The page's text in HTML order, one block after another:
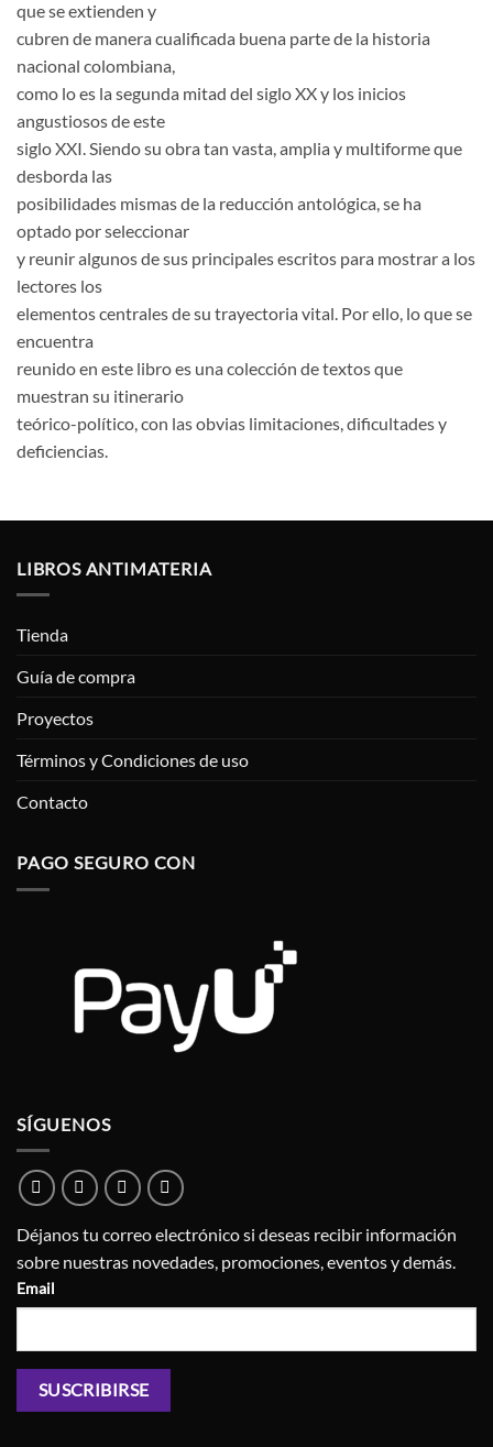
que se extienden y
cubren de manera cualificada buena parte de la historia
nacional colombiana,
como lo es la segunda mitad del siglo XX y los inicios
angustiosos de este
siglo XXI. Siendo su obra tan vasta, amplia y multiforme que
desborda las
posibilidades mismas de la reducción antológica, se ha
optado por seleccionar
y reunir algunos de sus principales escritos para mostrar a los
lectores los
elementos centrales de su trayectoria vital. Por ello, lo que se
encuentra
reunido en este libro es una colección de textos que
muestran su itinerario
teórico-político, con las obvias limitaciones, dificultades y
deficiencias.
LIBROS ANTIMATERIA
Tienda
Guía de compra
Proyectos
Términos y Condiciones de uso
Contacto
PAGO SEGURO CON
SÍGUENOS
Déjanos tu correo electrónico si deseas recibir información
sobre nuestras novedades, promociones, eventos y demás.
Email